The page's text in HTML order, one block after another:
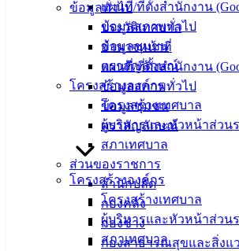
แผนที่/ที่ตั้งสำนักงาน
ข้อมูลสภาพทั่วไป
ข้อมูลชุมชน
ตราสัญลักษณ์
โครงสร้างองค์กร
โครงสร้างเทศบาล
ผู้บริหารและหัวหน้าส่วน
สภาเทศบาล
ส่วนของราชการ
สำนักปลัด
กองคลัง
กองช่าง
กองสาธารณสุขและสิ่งแ
ข้อมูลทั่วไป
ประวัติเทศบาล
อำนาจหน้าที่
แผนที่/ที่ตั้งสำนักงาน
ข้อมูลสภาพทั่วไป
ข้อมูลชุมชน
ตราสัญลักษณ์
โครงสร้างองค์กร
โครงสร้างเทศบาล
ผู้บริหารและหัวหน้าส่วน
สภาเทศบาล
เจ้าสิริกิติ์ พระบรมราชินีนาถ
สิงหาคม 12, 2024สิงหาคม 13, 2024
กิจกรรมอ่างศิลา
วันที่ 12 สิงหาคม 2567 เวลา 07.30 น. นา
อำนวยการกองการเจ้าหน้าที่ พร้อมด้วยพนั
อ่างศิลา เข้าร่วมพิธีเจริญพระพุทธมนต์ แล
ถวายพระราชกุศล (พระสงฆ์และสามเณร จ
กิจกรรมเฉลิมพระเกียรติสมเด็จพระนางเจ้
ราชินีนาถ พระบรมราชชนนีพันปีหลวง เนื่อ
พระชนมพรรษา 12 สิงหาคม 2567 ณ หอพ